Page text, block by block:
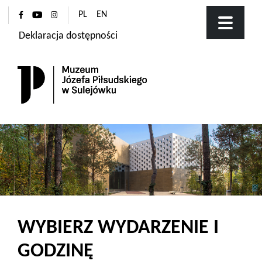
Deklaracja dostępności
PL EN
WYBIERZ WYDARZENIE I
GODZINĘ